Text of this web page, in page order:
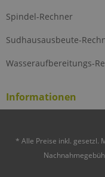
Spindel-Rechner
Sudhausausbeute-
Wasseraufbereitungs-
Informationen
* Alle Preise inkl. gesetzl.